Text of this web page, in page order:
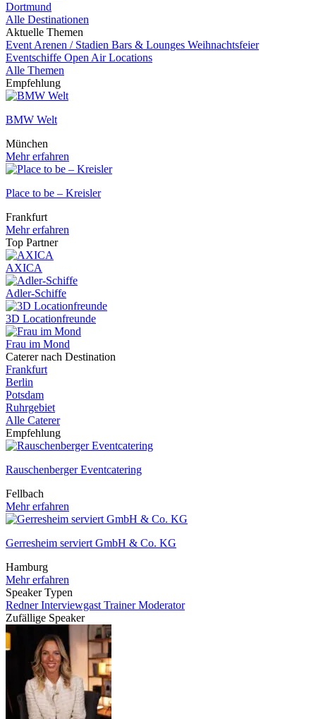
Dortmund
Alle Destinationen
Aktuelle Themen
Event Arenen / Stadien Bars & Lounges Weihnachtsfeier
Eventschiffe Open Air Locations
Alle Themen
Empfehlung
BMW Welt
München
Mehr erfahren
Place to be – Kreisler
Frankfurt
Mehr erfahren
Top Partner
AXICA
Adler-Schiffe
3D Locationfreunde
Frau im Mond
Caterer nach Destination
Frankfurt
Berlin
Potsdam
Ruhrgebiet
Alle Caterer
Empfehlung
Rauschenberger Eventcatering
Fellbach
Mehr erfahren
Gerresheim serviert GmbH & Co. KG
Hamburg
Mehr erfahren
Speaker Typen
RednerInterviewgast TrainerModerator
Zufällige Speaker